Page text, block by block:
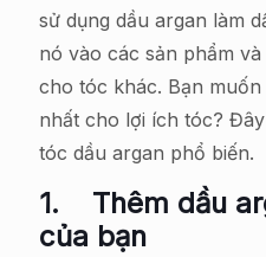
sử dụng dầu argan làm
nó vào các sản phẩm
cho tóc khác. Bạn
nhất cho lợi ích tóc?
tóc dầu argan phổ biến.
1. Thêm dầu
của bạn